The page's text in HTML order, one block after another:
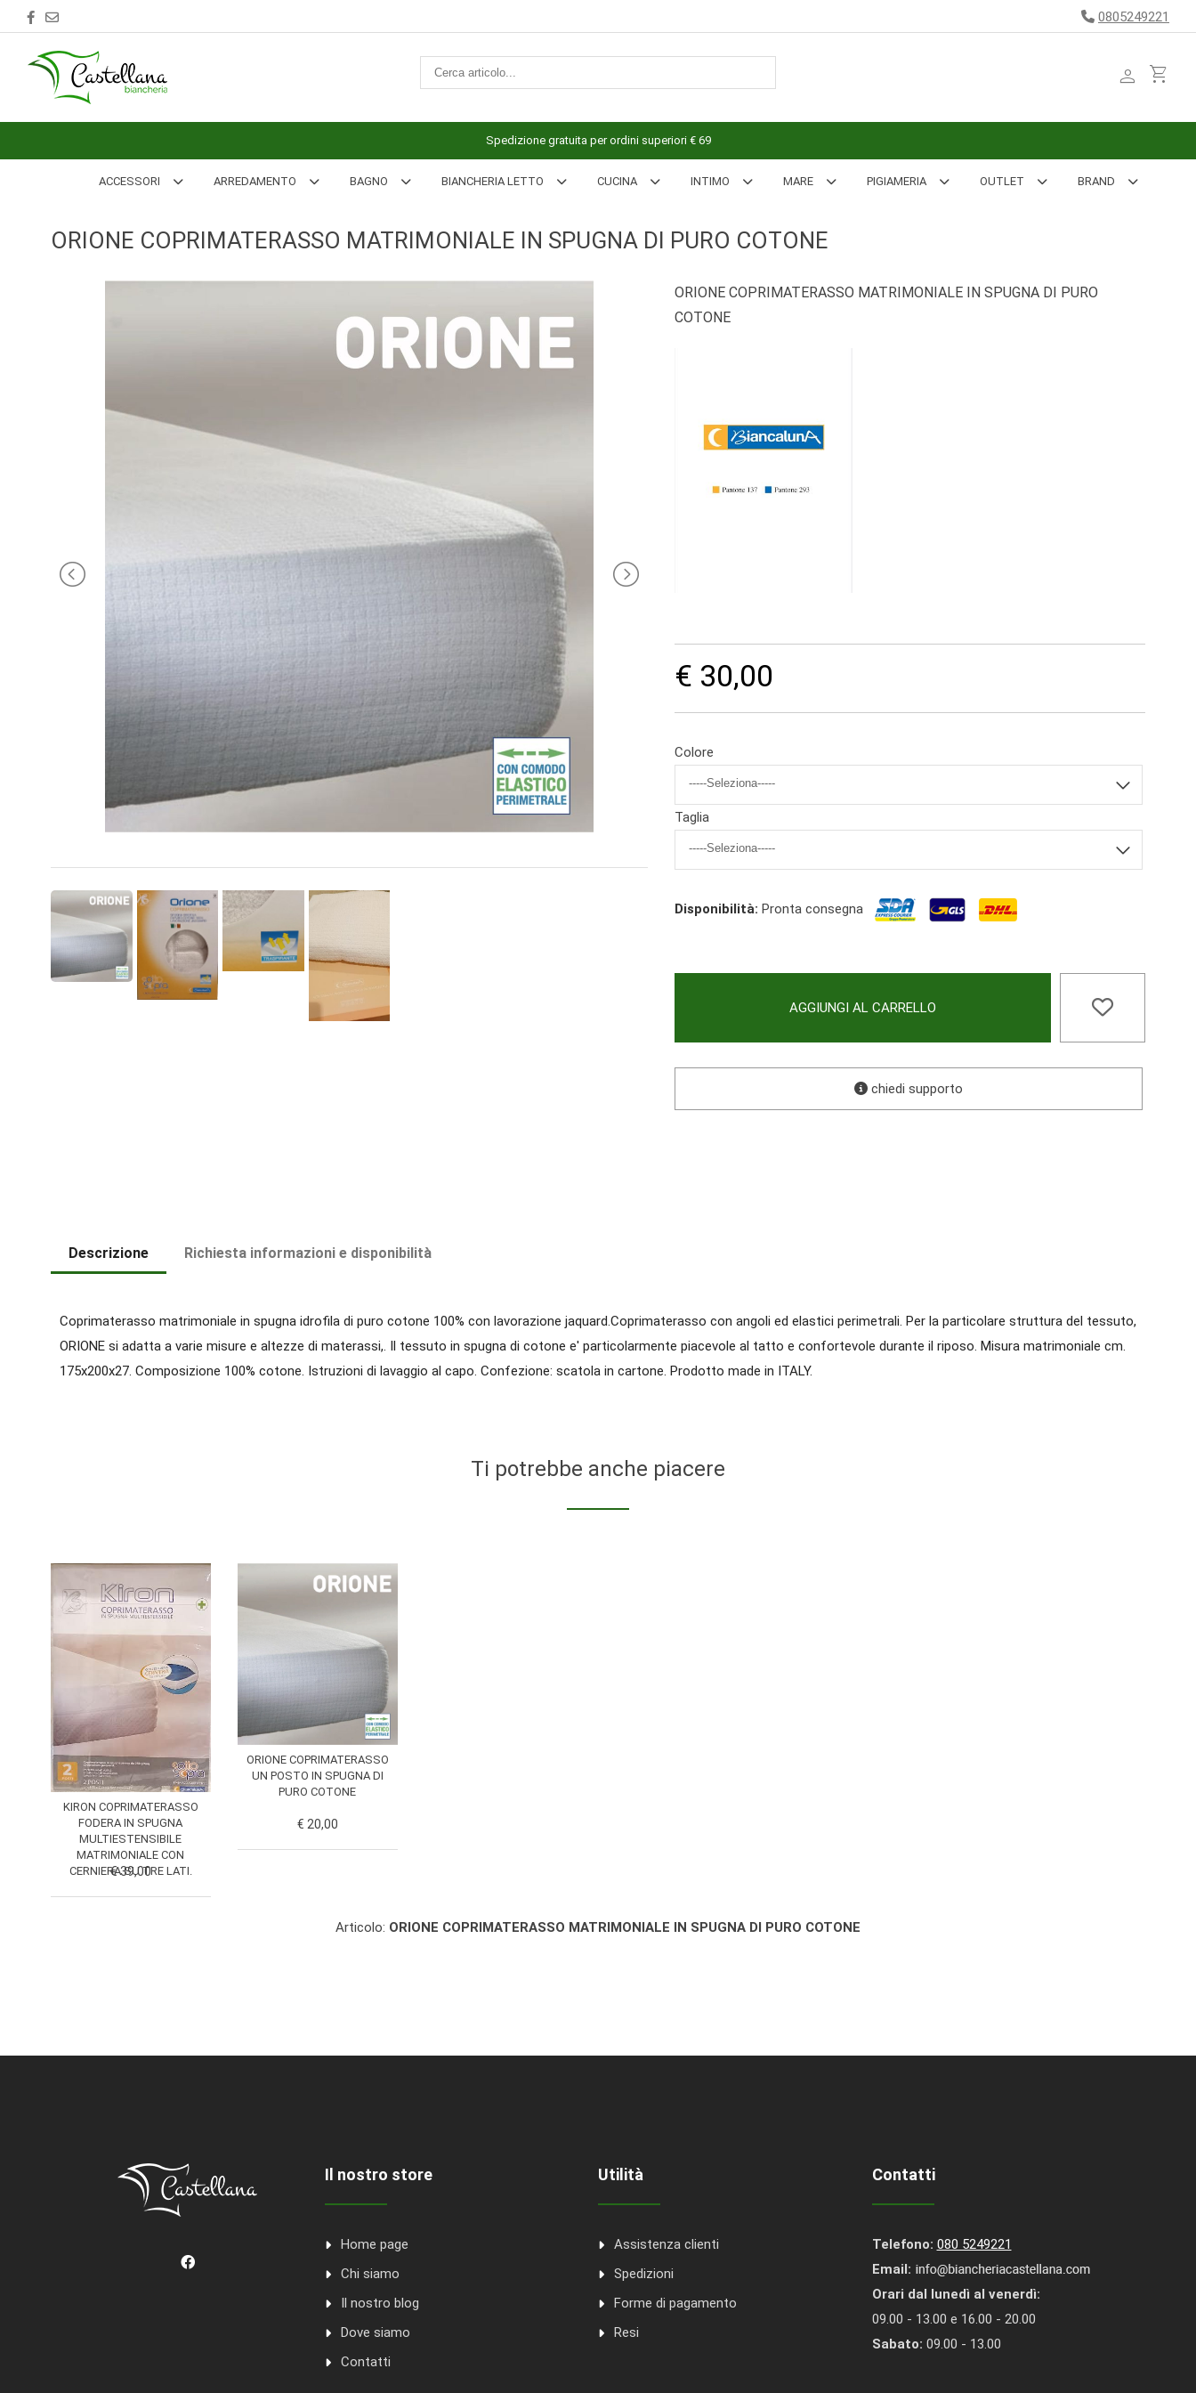
ACCESSORI
CUCINA
0805249221
person shopping_cart
Spedizione gratuita per ordini superiori € 69
ACCESSORI ARREDAMENTO BAGNO BIANCHERIA LETTO CUCINA INTIMO MARE PIGIAMERIA OUTLET BRAND
ORIONE COPRIMATERASSO MATRIMONIALE IN SPUGNA DI PURO COTONE
ORIONE COPRIMATERASSO MATRIMONIALE IN SPUGNA DI PURO
COTONE
€ 30,00
Colore
Taglia
Disponibilità: Pronta consegna
AGGIUNGI AL CARRELLO
chiedi supporto
Descrizione Richiesta informazioni e disponibilità
Coprimaterasso matrimoniale in spugna idrofila di puro cotone 100% con lavorazione jaquard.Coprimaterasso con angoli ed elastici perimetrali. Per la particolare struttura del tessuto,
ORIONE si adatta a varie misure e altezze di materassi,. Il tessuto in spugna di cotone e' particolarmente piacevole al tatto e confortevole durante il riposo. Misura matrimoniale cm.
175x200x27. Composizione 100% cotone. Istruzioni di lavaggio al capo. Confezione: scatola in cartone. Prodotto made in ITALY.
Ti potrebbe anche piacere
KIRON COPRIMATERASSO
FODERA IN SPUGNA
MULTIESTENSIBILE
MATRIMONIALE CON
CERNIERA SU TRE LATI.
€ 39,00
ORIONE COPRIMATERASSO
UN POSTO IN SPUGNA DI
PURO COTONE
€ 20,00
Articolo: ORIONE COPRIMATERASSO MATRIMONIALE IN SPUGNA DI PURO COTONE
Il nostro store
Home page
Chi siamo
Il nostro blog
Dove siamo
Contatti
Utilità
Assistenza clienti
Spedizioni
Forme di pagamento
Resi
Contatti
Telefono: 080 5249221
Email:
Orari dal lunedì al venerdì:
09.00 - 13.00 e 16.00 - 20.00
Sabato: 09.00 - 13.00